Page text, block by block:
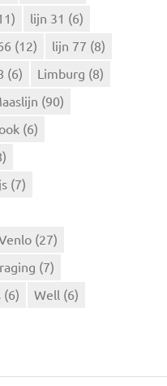
lijn 31 (6)
(12) lijn 77 (8)
(6) Limburg (8)
(90)
(6)
(7)
(27)
(7)
(6) Well (6)